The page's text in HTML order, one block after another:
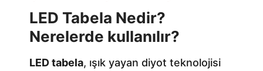
LED Tabela Nedir?
Nerelerde kullanılır?
LED tabela, ışık yayan diyot teknolojisi